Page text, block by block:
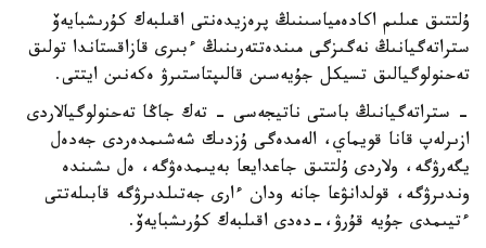
ۇلتتىق عىلىم اكادەمياسىنىڭ پرەزيدەنتى اقىلبەك كۇرىشبايەۆ
ستراتەگيانىڭ نەگىزگى مىندەتتەرىنىڭ ءبىرى قازاقستاندا تولىق
تەحنولوگيالىق تسيكل جۇيەسىن قالىپتاستىرۋ ەكەنىن ايتتى.
- ستراتەگيانىڭ باستى ناتيجەسى - تەك جاڭا تەحنولوگيالاردى
ازىرلەپ قانا قويماي، الەمدەگى ۇزدىك شەشىمدەردى جەدەل
يگەرۋگە، ولاردى ۇلتتىق جاعدايعا بەيىمدەۋگە، ەل ىشىندە
وندىرۋگە، قولدانۋعا جانە ودان ءارى جەتىلدىرۋگە قابىلەتتى
ءتيىمدى جۇيە قۇرۋ،-دەدى اقىلبەك كۇرىشبايەۆ.